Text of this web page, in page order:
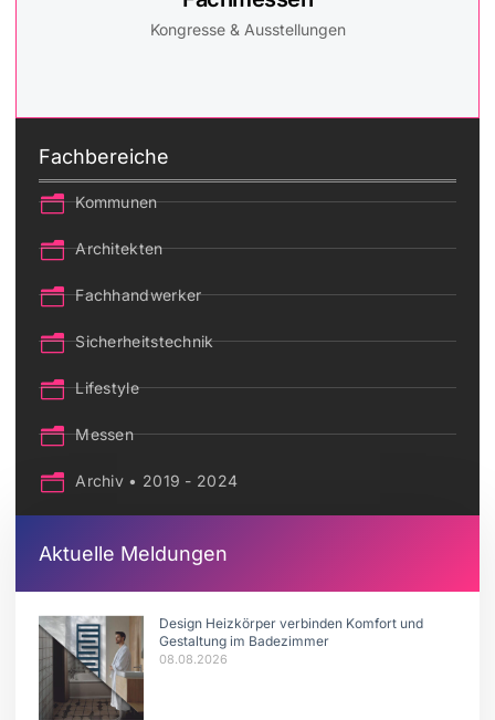
Kongresse & Ausstellungen
Fachbereiche
Kommunen
Architekten
Fachhandwerker
Sicherheitstechnik
Lifestyle
Messen
Archiv • 2019 - 2024
Aktuelle Meldungen
Design Heizkörper verbinden Komfort und
Gestaltung im Badezimmer
08.08.2026